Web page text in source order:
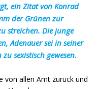
ein Zitat von Konrad
der Grünen zur
streichen. Die junge
Adenauer sei in seiner
sexistisch gewesen.
von allen Amt zurück und